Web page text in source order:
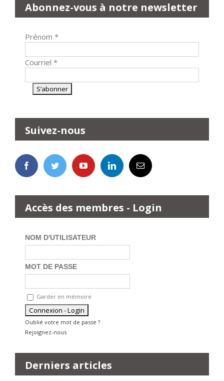
Abonnez-vous à notre newsletter
Prénom *
Courriel *
Suivez-nous
Accès des membres - Login
NOM D'UTILISATEUR
MOT DE PASSE
Garder en mémoire
Oublié votre mot de passe ?
Rejoignez-nous
Derniers articles